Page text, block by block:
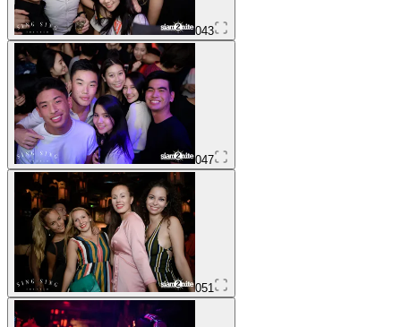
043
047
051